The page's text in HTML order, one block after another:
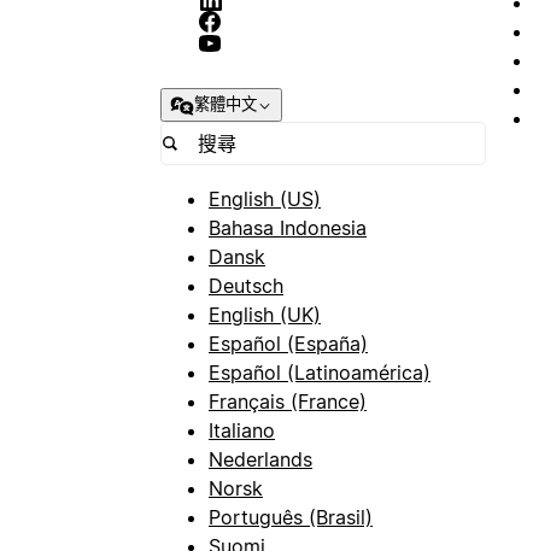
繁體中文
English (US)
Bahasa Indonesia
Dansk
Deutsch
English (UK)
Español (España)
Español (Latinoamérica)
Français (France)
Italiano
Nederlands
Norsk
Português (Brasil)
Suomi